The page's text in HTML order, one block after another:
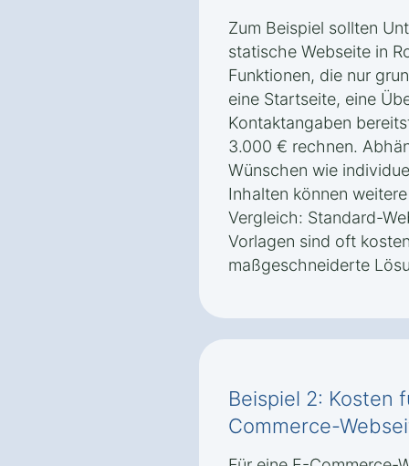
Zum Beispiel sollten
statische Webseite in
Funktionen, die nur
eine Startseite, eine
Kontaktangaben
3.000 € rechnen.
Wünschen wie
Inhalten können
Vergleich: Standard-
Vorlagen sind oft
maßgeschneiderte
Beispiel 2: Kosten
Commerce-